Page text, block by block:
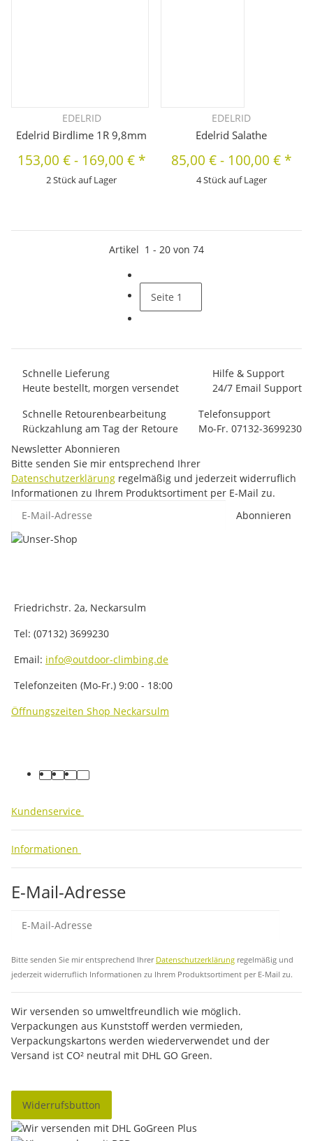
EDELRID
Edelrid Birdlime 1R 9,8mm
153,00 €- 169,00 € *
2 Stück auf Lager
EDELRID
Edelrid Salathe
85,00 €- 100,00 € *
4 Stück auf Lager
Artikel 1 - 20 von 74
Seite 1
Schnelle Lieferung
Heute bestellt, morgen versendet
Hilfe & Support
24/7 Email Support
Schnelle Retourenbearbeitung
Rückzahlung am Tag der Retoure
Telefonsupport
Mo-Fr. 07132-3699230
Newsletter Abonnieren
Bitte senden Sie mir entsprechend Ihrer
Datenschutzerklärung regelmäßig und jederzeit widerruflich
Informationen zu Ihrem Produktsortiment per E-Mail zu.
Abonnieren
Friedrichstr. 2a, Neckarsulm
Tel: (07132) 3699230
Email: info@outdoor-climbing.de
Telefonzeiten (Mo-Fr.) 9:00 - 18:00
Öffnungszeiten Shop Neckarsulm
facebook
youtube
instagram
tiktok
Kundenservice
Informationen
E-Mail-Adresse
Bitte senden Sie mir entsprechend Ihrer Datenschutzerklärung regelmäßig und
jederzeit widerruflich Informationen zu Ihrem Produktsortiment per E-Mail zu.
Wir versenden so umweltfreundlich wie möglich.
Verpackungen aus Kunststoff werden vermieden,
Verpackungskartons werden wiederverwendet und der
Versand ist CO² neutral mit DHL GO Green.
Widerrufsbutton